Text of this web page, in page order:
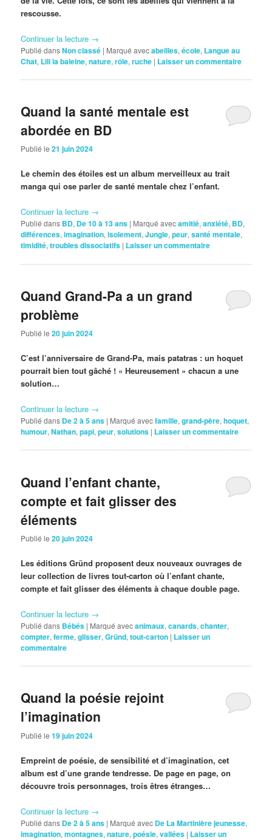
rescousse.
Continuer la lecture →
Publié dansNon classé | Marqué avecabeilles,école, Langue au
Chat, Lili la baleine,nature,rôle,ruche | Laisser un commentaire
Quand la santé mentale est
abordée en BD
Publié le21 juin 2024
Le chemin des étoiles est un album merveilleux au trait
manga qui ose parler de santé mentale chez l’enfant.
Continuer la lecture →
Publié dans BD, De 10 à 13 ans | Marqué avecamitié,anxiété, BD,
différences,imagination,isolement,Jungle,peur,santé mentale,
timidité,troubles dissociatifs | Laisser un commentaire
Quand Grand-Pa a un grand
problème
Publié le20 juin 2024
C’est l’anniversaire de Grand-Pa, mais patatras : un hoquet
pourrait bien tout gâché ! « Heureusement » chacun a une
solution…
Continuer la lecture →
Publié dans De 2 à 5 ans | Marqué avecfamille,grand-père,hoquet,
humour,Nathan,papi,peur,solutions | Laisser un commentaire
Quand l’enfant chante,
compte et fait glisser des
éléments
Publié le20 juin 2024
Les éditions Gründ proposent deux nouveaux ouvrages de
leur collection de livres tout-carton où l’enfant chante,
compte et fait glisser des éléments à chaque double page.
Continuer la lecture →
Publié dans Bébés | Marqué avecanimaux,canards,chanter,
compter,ferme,glisser,Gründ,tout-carton | Laisser un
commentaire
Quand la poésie rejoint
l’imagination
Publié le19 juin 2024
Empreint de poésie, de sensibilité et d’imagination, cet
album est d’une grande tendresse. De page en page, on
découvre trois personnages, trois êtres étranges…
Continuer la lecture →
Publié dans De 2 à 5 ans | Marqué avec De La Martinière jeunesse,
imagination,montagnes,nature,poésie,vallées | Laisser un